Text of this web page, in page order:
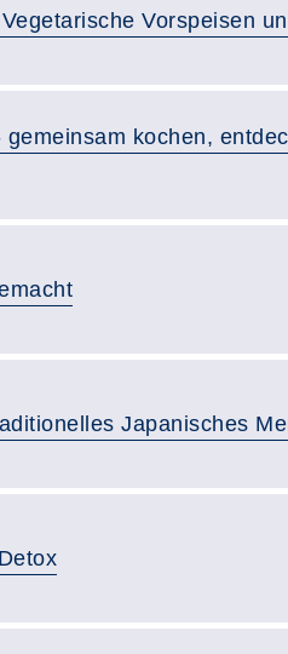
Vorspeisen
kochen,
Japanisches